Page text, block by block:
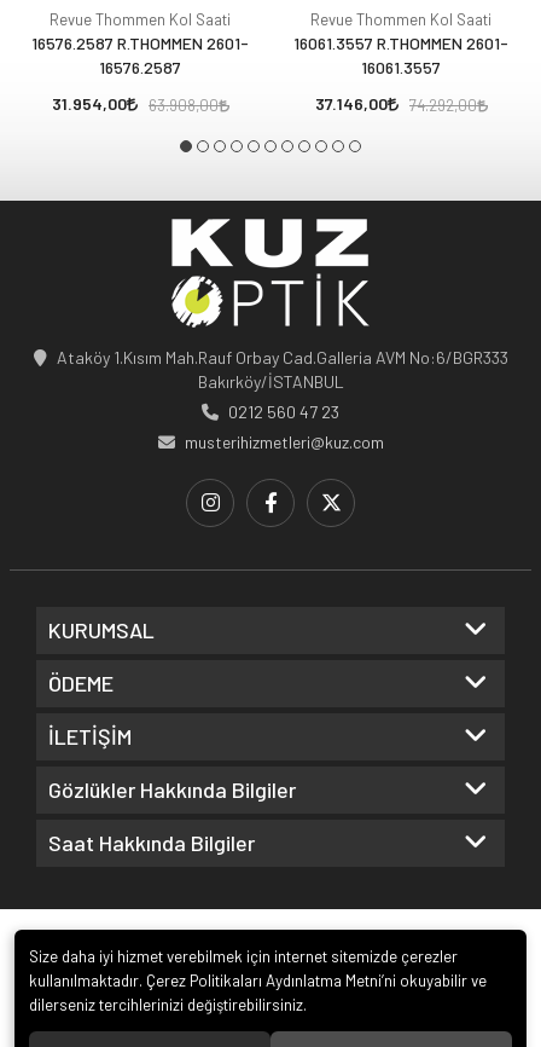
Revue Thommen Kol Saati
16576.2587 R.THOMMEN 2601-
16576.2587
31.954,00
63.908,00
Revue Thommen Kol Saati
16061.3557 R.THOMMEN 2601-
16061.3557
37.146,00
74.292,00
Ataköy 1.Kısım Mah.Rauf Orbay Cad.Galleria AVM No:6/BGR333
Bakırköy/İSTANBUL
0212 560 47 23
musterihizmetleri@kuz.com
KURUMSAL
ÖDEME
İLETİŞİM
Gözlükler Hakkında Bilgiler
Saat Hakkında Bilgiler
Size daha iyi hizmet verebilmek için internet sitemizde çerezler
kullanılmaktadır. Çerez Politikaları Aydınlatma Metni’ni okuyabilir ve
dilerseniz tercihlerinizi değiştirebilirsiniz.